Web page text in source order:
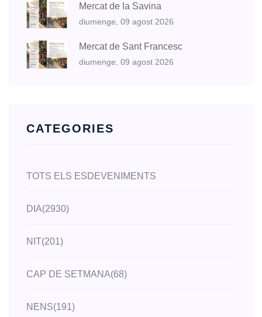
Mercat de la Savina
diumenge, 09 agost 2026
Mercat de Sant Francesc
diumenge, 09 agost 2026
CATEGORIES
TOTS ELS ESDEVENIMENTS
DIA(2930)
NIT(201)
CAP DE SETMANA(68)
NENS(191)